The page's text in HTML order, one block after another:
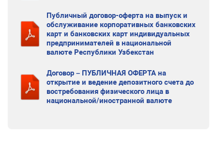
Публичный договор-оферта на выпуск и
обслуживание корпоративных банковских
карт и банковских карт индивидуальных
предпринимателей в национальной
валюте Республики Узбекстан
Договор – ПУБЛИЧНАЯ ОФЕРТА на
открытие и ведение депозитного счета до
востребования физического лица в
национальной/иностранной валюте